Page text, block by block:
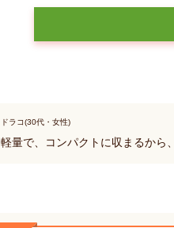
ドラコ(30代・女性)
軽量で、コンパクトに収まるから